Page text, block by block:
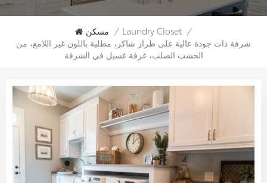
مسكن / Laundry Closet /
شرفة ذات جودة عالية على طراز شاكر، مطلية باللون غير اللامع، من
الخشب الصلب، غرفة غسيل في الشرفة